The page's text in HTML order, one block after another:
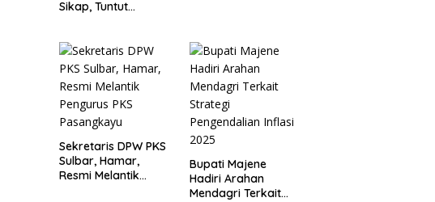
Sikap, Tuntut
Desa
Sekretaris DPW PKS
Sulbar, Hamar,
Resmi Melantik
Bupati Majene
Hadiri Arahan
Mendagri Terkait